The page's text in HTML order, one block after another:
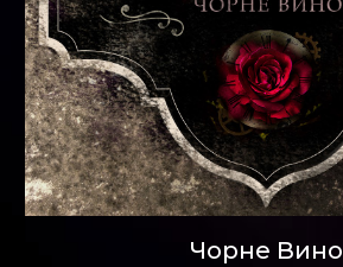
Чорне Вино